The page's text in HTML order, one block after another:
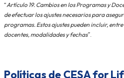
“Artículo 19. Cambios en los Programas y
de efectuar los ajustes necesarios para
programas. Estos ajustes pueden incluir,
docentes, modalidades y fechas”.
Políticas de CESA for